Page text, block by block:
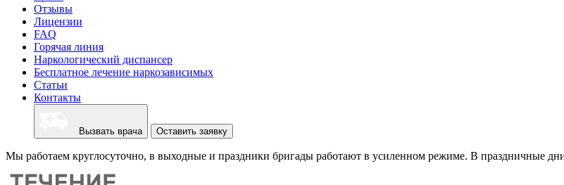
Отзывы
Лицензии
FAQ
Горячая линия
Наркологический диспансер
Бесплатное лечение наркозависимых
Статьи
Контакты
Вызвать врача Оставить заявку
Мы работаем круглосуточно, в выходные и праздники бригады работают в усиленном режиме. В праздничные